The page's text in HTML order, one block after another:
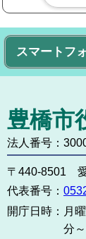
スマートフ
豊橋市
法人番号：
〒440-8501
代表番号：
開庁日時： 月
分